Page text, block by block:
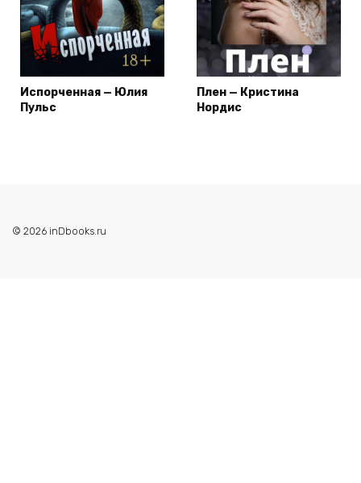
Испорченная — Юлия
Пульс
Плен — Кристина
Нордис
© 2026 inDbooks.ru